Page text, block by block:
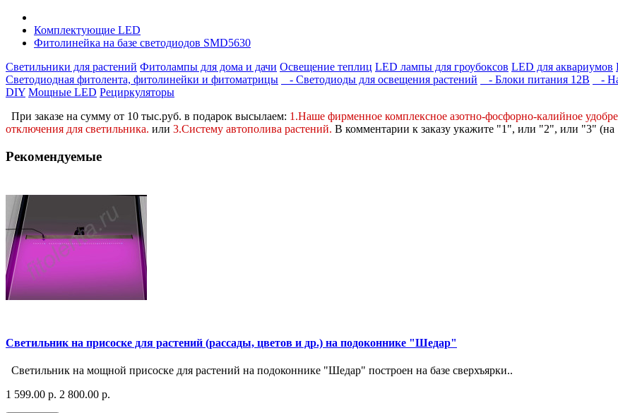
Комплектующие LED
Фитолинейка на базе светодиодов SMD5630
Светильники для растений Фитолампы для дома и дачи Освещение теплиц LED лампы для гроубоксов LED для аквариумов
Светодиодная фитолента, фитолинейки и фитоматрицы
- Светодиоды для освещения растений - Блоки питания 12В
-
DIY Мощные LED Рециркуляторы
При заказе на сумму от 10 тыс.руб. в подарок высылаем: 1.Наше фирменное комплексное азотно-фосфорно-калийное
отключения для светильника. или 3.Систему автополива растений. В комментарии к заказу укажите "1", или "2", или "3" (на
Рекомендуемые
Светильник на присоске для растений (рассады, цветов и др.) на подоконнике "Шедар"
Светильник на мощной присоске для растений на подоконнике "Шедар" построен на базе сверхъярки..
1 599.00 р. 2 800.00 р.